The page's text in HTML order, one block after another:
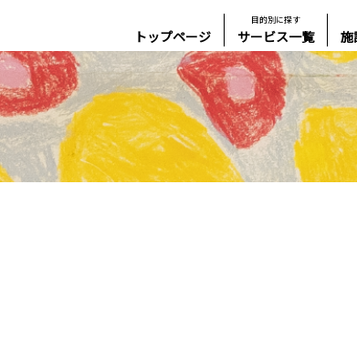
トップページ
目的別に探す
サービス一覧 施